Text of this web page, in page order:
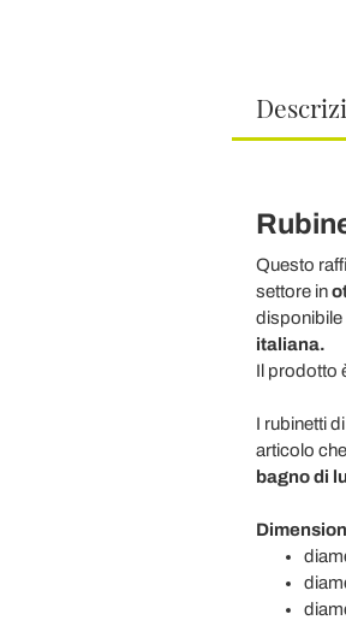
Questo
settore in
disponibile
italiana.
Il prodotto
I rubinetti
articolo
bagno di